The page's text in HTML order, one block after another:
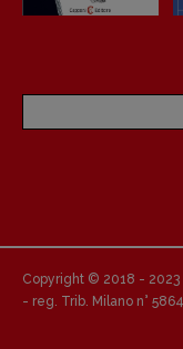
Copyright © 2018 - 2023
- reg. Trib. Milano n°